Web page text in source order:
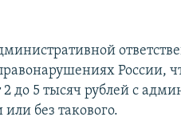
России,
до 5 тысяч рублей с
без такового.